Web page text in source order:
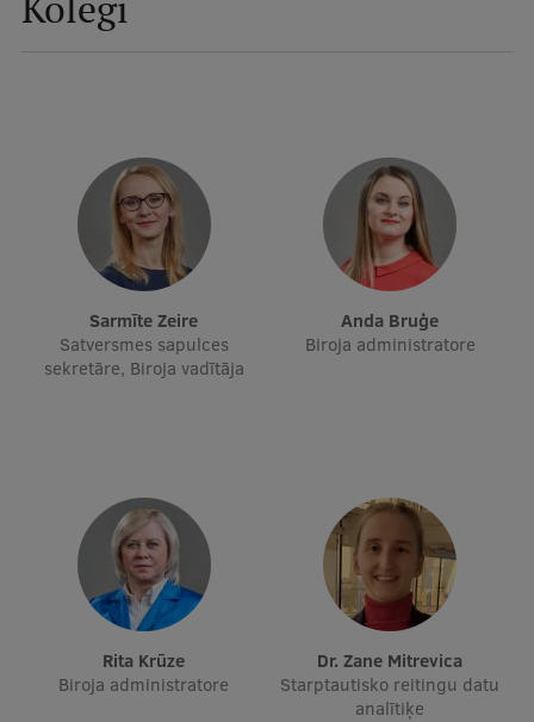
Mobile
Pamatstudiju programmas
Maģistra studiju programmas
Doktorantūra
Uzņemšana
Par RSU
Studentu dzīve
Studiju norises vietas
Fakultātes
Sarmīte Zeire
Satversmes sapulces
sekretāre, Biroja vadītāja
Anda Bruģe
Biroja administratore
Rita Krūze
Biroja administratore
dr. Zane Mitrevica
Starptautisko reitingu datu
analītiķe